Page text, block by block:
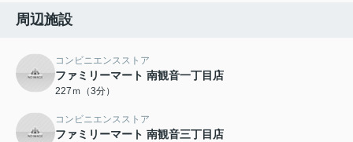
周辺施設
コンビニエンスストア
ファミリーマート 南観音一丁目店
227ｍ（3分）
コンビニエンスストア
ファミリーマート 南観音三丁目店